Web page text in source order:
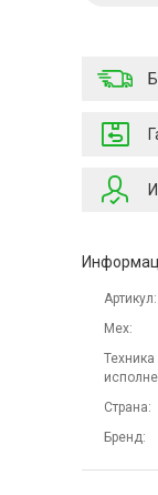
Артикул
Мех
Техника
Страна
Бренд